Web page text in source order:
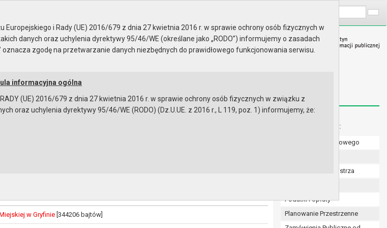
Dostępność
w Gryfinie [344206 bajtów]
Menu dodatkowe:
Numer konta bankowego
Zarządzenia Burmistrza
Podatki i opłaty
Planowanie Przestrzenne
i Rady (UE) 2016/679 z dnia 27 kwietnia 2016 r. w sprawie ochrony osób fizycznych w
danych oraz uchylenia dyrektywy 95/46/WE (określane jako „RODO”) informujemy o zasadach
zgodę na przetwarzanie danych niezbędnych do prawidłowego funkcjonowania serwisu.
informacyjna ogólna
(UE) 2016/679 z dnia 27 kwietnia 2016 r. w sprawie ochrony osób fizycznych w związku z
oraz uchylenia dyrektywy 95/46/WE (RODO) (Dz.U.UE. z 2016 r., L 119, poz. 1) informujemy, że: